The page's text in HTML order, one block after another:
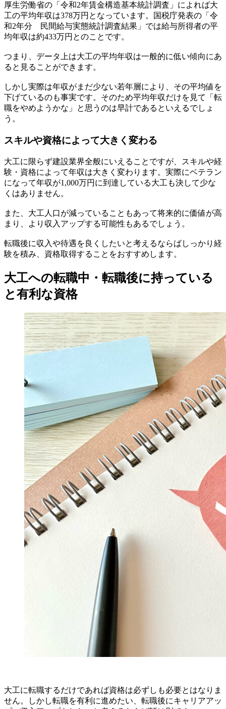
厚生労働省の「令和2年賃金構造基本統計調査」によれば大
工の平均年収は378万円となっています。国税庁発表の「令
和2年分 民間給与実態統計調査結果」では給与所得者の平
均年収は約433万円とのことです。
つまり、データ上は大工の平均年収は一般的に低い傾向にあ
ると見ることができます。
しかし実際は年収がまだ少ない若年層により、その平均値を
下げているのも事実です。そのため平均年収だけを見て「転
職をやめようかな」と思うのは早計であるといえるでしょ
う。
スキルや資格によって大きく変わる
大工に限らず建設業界全般にいえることですが、スキルや経
験・資格によって年収は大きく変わります。実際にベテラン
になって年収が1,000万円に到達している大工も決して少な
くはありません。
また、大工人口が減っていることもあって将来的に価値が高
まり、より収入アップする可能性もあるでしょう。
転職後に収入や待遇を良くしたいと考えるならばしっかり経
験を積み、資格取得することをおすすめします。
大工への転職中・転職後に持っている
と有利な資格
大工に転職するだけであれば資格は必ずしも必要とはなりま
せん。しかし転職を有利に進めたい、転職後にキャリアアッ